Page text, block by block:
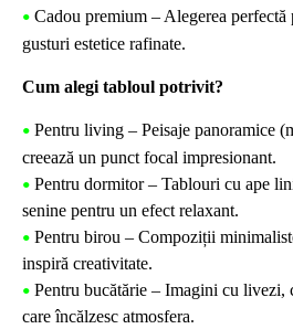
• Cadou premium – Alegerea perfectă
gusturi estetice rafinate.
Cum alegi tabloul potrivit?
• Pentru living – Peisaje panoramice
creează un punct focal impresionant.
• Pentru dormitor – Tablouri cu ape
senine pentru un efect relaxant.
• Pentru birou – Compoziții
inspiră creativitate.
• Pentru bucătărie – Imagini cu livezi,
care încălzesc atmosfera.